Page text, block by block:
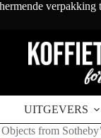
verpakking
UITGEVERS
from